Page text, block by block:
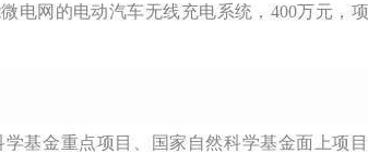
电网的电动汽车无线充电系统，400万元，项
基金重点项目、国家自然科学基金面上项